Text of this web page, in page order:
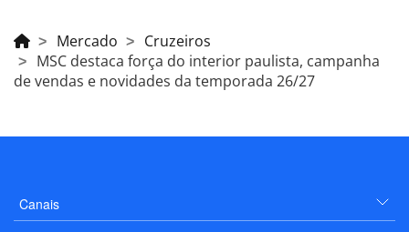
Mercado
Cruzeiros
MSC destaca força do interior paulista, campanha
de vendas e novidades da temporada 26/27
Canais